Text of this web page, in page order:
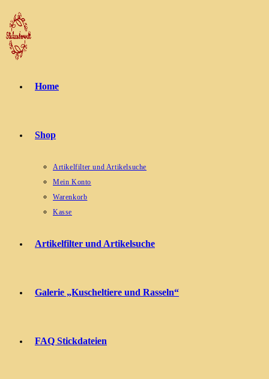
Zum
Inhalt
springen
Home
Shop
Artikelfilter und Artikelsuche
Mein Konto
Warenkorb
Kasse
Artikelfilter und Artikelsuche
Galerie „Kuscheltiere und Rasseln“
FAQ Stickdateien